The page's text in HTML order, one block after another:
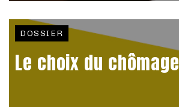
DOSSIER
Le choix du chômage